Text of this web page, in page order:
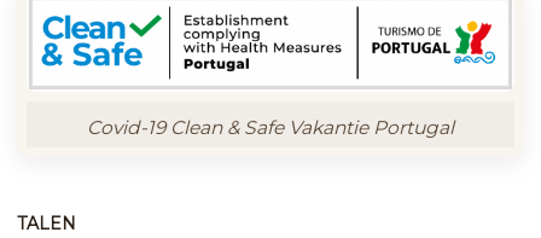
Covid-19 Clean & Safe Vakantie Portugal
TALEN